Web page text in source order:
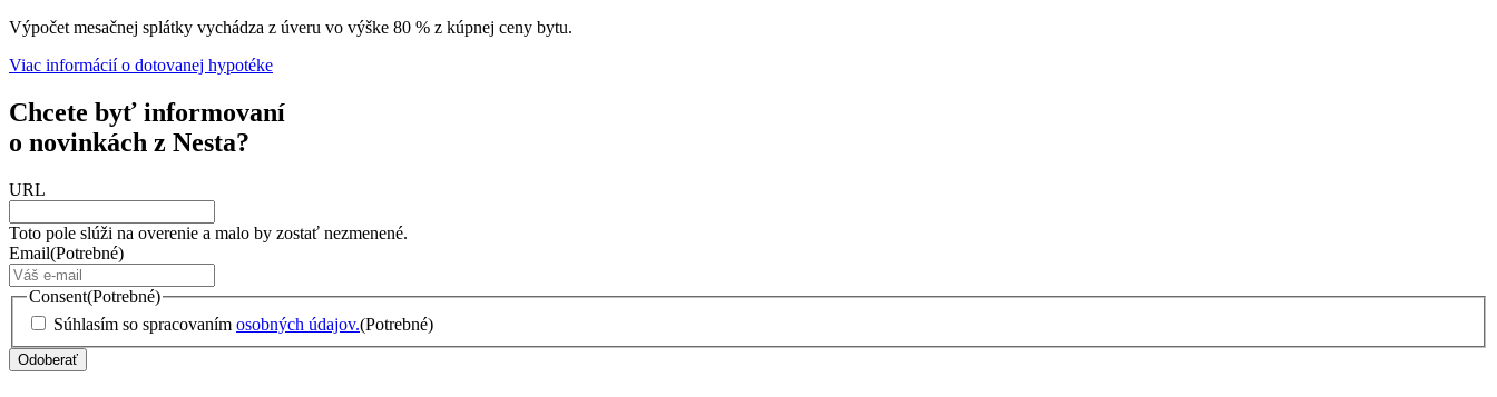
Výpočet mesačnej splátky vychádza z úveru vo výške 80 % z kúpnej ceny bytu.
Viac informácií o dotovanej hypotéke
Chcete byť informovaní
o novinkách z Nesta?
URL
Toto pole slúži na overenie a malo by zostať nezmenené.
Email(Potrebné)
Consent(Potrebné)
Súhlasím so spracovaním osobných údajov.(Potrebné)